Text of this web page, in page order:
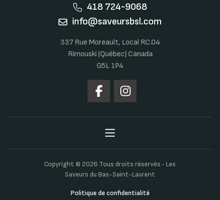
418 724-9068
info@saveursbsl.com
337 Rue Moreault, Local RC.04
Rimouski (Québec) Canada
G5L 1P4
Copyright © 2026 Tous droits réservés ‐ Les
Saveurs du Bas-Saint-Laurent
Politique de confidentialité